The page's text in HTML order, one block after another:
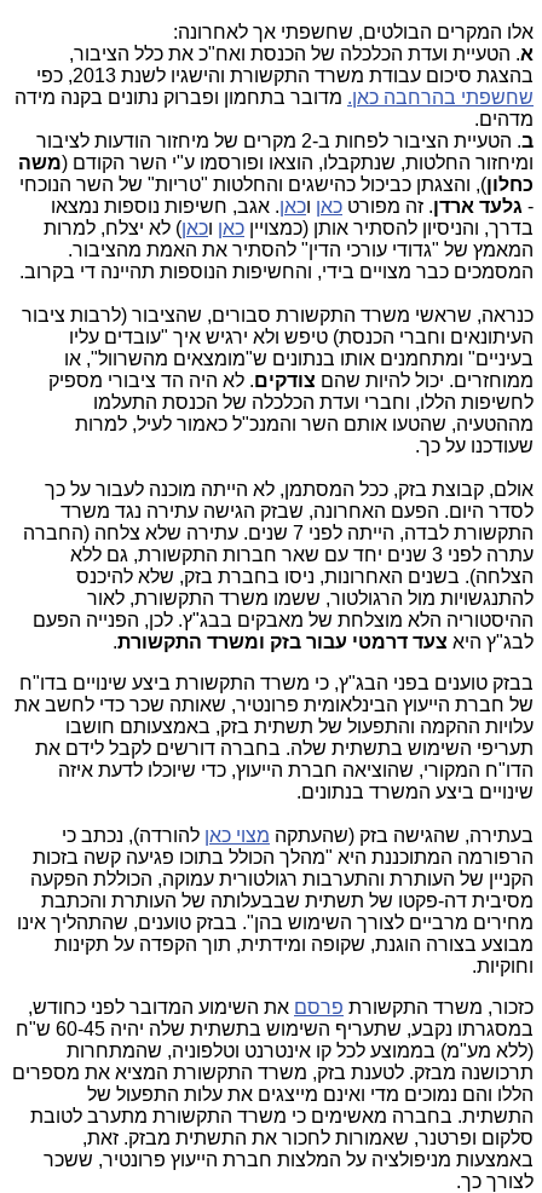
אלו המקרים הבולטים, שחשפתי אך לאחרונה:
א. הטעיית ועדת הכלכלה של הכנסת ואח"כ את כלל הציבור,
בהצגת סיכום עבודת משרד התקשורת והישגיו לשנת 2013, כפי
שחשפתי בהרחבה כאן. מדובר בתחמון ופברוק נתונים בקנה מידה
מדהים.
ב
. הטעיית הציבור לפחות ב-2 מקרים של מיחזור הודעות לציבור
ומיחזור החלטות, שנתקבלו, הוצאו ופורסמו ע"י השר הקודם (משה
כחלון), והצגתן כביכול כהישגים והחלטות "טריות" של השר הנוכחי
- גלעד ארדן. זה מפורט כאן וכאן. אגב, חשיפות נוספות נמצאו
בדרך, והניסיון להסתיר אותן (כמצויין כאן וכאן) לא יצלח, למרות
המאמץ של "גדודי עורכי הדין" להסתיר את האמת מהציבור.
המסמכים כבר מצויים בידי, והחשיפות הנוספות תהיינה די בקרוב.
כנראה, שראשי משרד התקשורת סבורים, שהציבור (לרבות ציבור
העיתונאים וחברי הכנסת) טיפש ולא ירגיש איך "עובדים עליו
בעיניים" ומתחמנים אותו בנתונים ש"מומצאים מהשרוול", או
ממוחזרים. יכול להיות שהם צודקים. לא היה הד ציבורי מספיק
לחשיפות הללו, וחברי ועדת הכלכלה של הכנסת התעלמו
מההטעיה, שהטעו אותם השר והמנכ"ל כאמור לעיל, למרות
שעודכנו על כך.
אולם, קבוצת בזק, ככל המסתמן, לא הייתה מוכנה לעבור על כך
לסדר היום. הפעם האחרונה, שבזק הגישה עתירה נגד משרד
התקשורת לבדה, הייתה לפני 7 שנים. עתירה שלא צלחה (החברה
עתרה לפני 3 שנים יחד עם שאר חברות התקשורת, גם ללא
הצלחה). בשנים האחרונות, ניסו בחברת בזק, שלא להיכנס
להתנגשויות מול הרגולטור, ששמו משרד התקשורת, לאור
ההיסטוריה הלא מוצלחת של מאבקים בבג"ץ. לכן, הפנייה הפעם
לבג"ץ היא צעד דרמטי עבור בזק ומשרד התקשורת.
בבזק טוענים בפני הבג"ץ, כי משרד התקשורת ביצע שינויים בדו"ח
של חברת הייעוץ הבינלאומית פרונטיר, שאותה שכר כדי לחשב את
עלויות ההקמה והתפעול של תשתית בזק, באמצעותם חושבו
תעריפי השימוש בתשתית שלה. בחברה דורשים לקבל לידם את
הדו"ח המקורי, שהוציאה חברת הייעוץ, כדי שיוכלו לדעת איזה
שינויים ביצע המשרד בנתונים.
בעתירה, שהגישה בזק (שהעתקה מצוי כאן להורדה), נכתב כי
הרפורמה המתוכננת היא "מהלך הכולל בתוכו פגיעה קשה בזכות
הקניין של העותרת והתערבות רגולטורית עמוקה, הכוללת הפקעה
מסיבית דה-פקטו של תשתית שבבעלותה של העותרת והכתבת
מחירים מרביים לצורך השימוש בהן". בבזק טוענים, שהתהליך אינו
מבוצע בצורה הוגנת, שקופה ומידתית, תוך הקפדה על תקינות
וחוקיות.
כזכור, משרד התקשורת פרסם את השימוע המדובר לפני כחודש,
במסגרתו נקבע, שתעריף השימוש בתשתית שלה יהיה 60-45 ש"ח
(ללא מע"מ) בממוצע לכל קו אינטרנט וטלפוניה, שהמתחרות
תרכושנה מבזק. לטענת בזק, משרד התקשורת המציא את מספרים
הללו והם נמוכים מדי ואינם מייצגים את עלות התפעול של
התשתית. בחברה מאשימים כי משרד התקשורת מתערב לטובת
סלקום ופרטנר, שאמורות לחכור את התשתית מבזק. זאת,
באמצעות מניפולציה על המלצות חברת הייעוץ פרונטיר, ששכר
לצורך כך.